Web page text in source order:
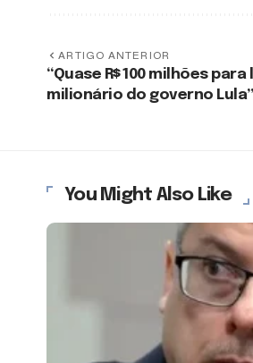
ARTIGO ANTERIOR
“Quase R$ 100 milhões
milionário do governo Lula”
You Might Also Like